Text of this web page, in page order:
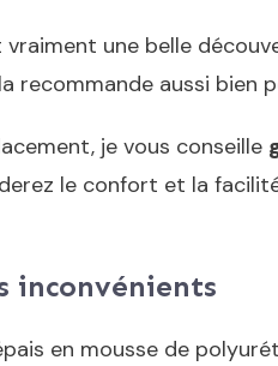
une belle
recommande aussi bien
je vous conseille
le confort et la
inconvénients
en mousse de